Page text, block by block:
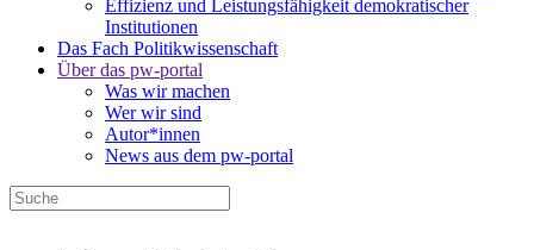
Effizienz und Leistungsfähigkeit demokratischer
Institutionen
Das Fach Politikwissenschaft
Über das pw-portal
Was wir machen
Wer wir sind
Autor*innen
News aus dem pw-portal